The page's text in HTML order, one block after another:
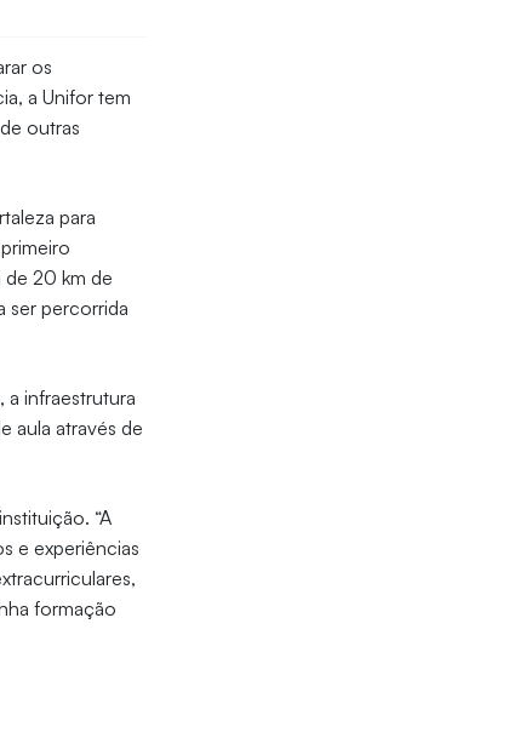
os
a Unifor tem
outras
para
de 20 km de
ser percorrida
a infraestrutura
aula através de
“A
e experiências
formação